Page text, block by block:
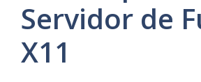
Servidor de
X11